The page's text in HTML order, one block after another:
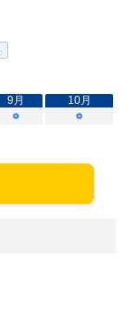
9月 10月
○ ○